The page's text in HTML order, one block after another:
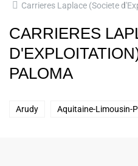
Carrieres Laplace (Societe
CARRIERES
PALOMA
Arudy Aquitaine-Limousin-